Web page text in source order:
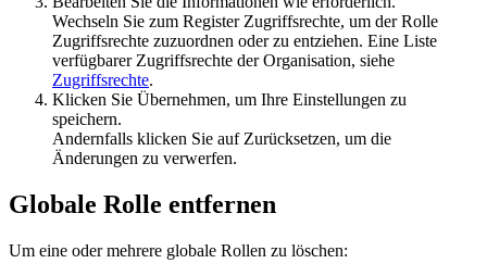
Wechseln Sie zum Register Zugriffsrechte, um der Rolle
Zugriffsrechte zuzuordnen oder zu entziehen. Eine Liste
verfügbarer Zugriffsrechte der Organisation, siehe
Zugriffsrechte.
Klicken Sie Übernehmen, um Ihre Einstellungen zu
speichern.
Andernfalls klicken Sie auf Zurücksetzen, um die
Änderungen zu verwerfen.
Globale Rolle entfernen
Um eine oder mehrere globale Rollen zu löschen: